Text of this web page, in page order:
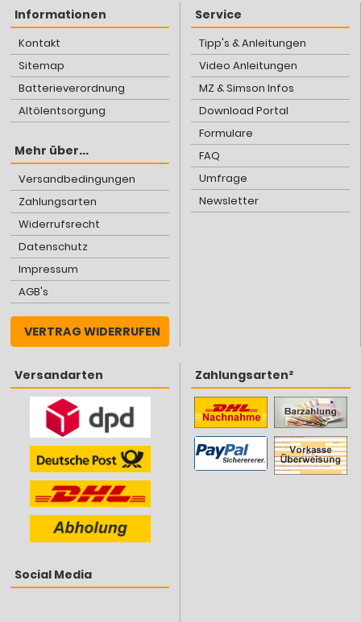
Informationen
Kontakt
Sitemap
Batterieverordnung
Altölentsorgung
Mehr über...
Versandbedingungen
Zahlungsarten
Widerrufsrecht
Datenschutz
Impressum
AGB's
VERTRAG WIDERRUFEN
Service
Tipp's & Anleitungen
Video Anleitungen
MZ & Simson Infos
Download Portal
Formulare
FAQ
Umfrage
Newsletter
Versandarten
Social Media
Zahlungsarten²